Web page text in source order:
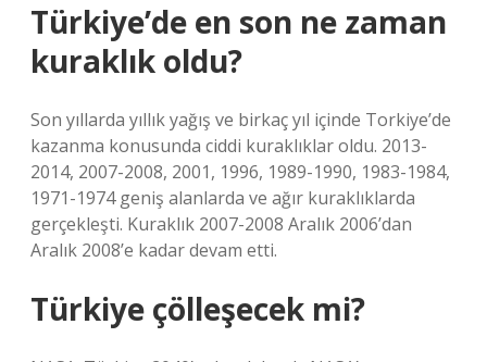
Türkiye’de en son ne zaman
kuraklık oldu?
Son yıllarda yıllık yağış ve birkaç yıl içinde Torkiye’de
kazanma konusunda ciddi kuraklıklar oldu. 2013-
2014, 2007-2008, 2001, 1996, 1989-1990, 1983-1984,
1971-1974 geniş alanlarda ve ağır kuraklıklarda
gerçekleşti. Kuraklık 2007-2008 Aralık 2006’dan
Aralık 2008’e kadar devam etti.
Türkiye çölleşecek mi?